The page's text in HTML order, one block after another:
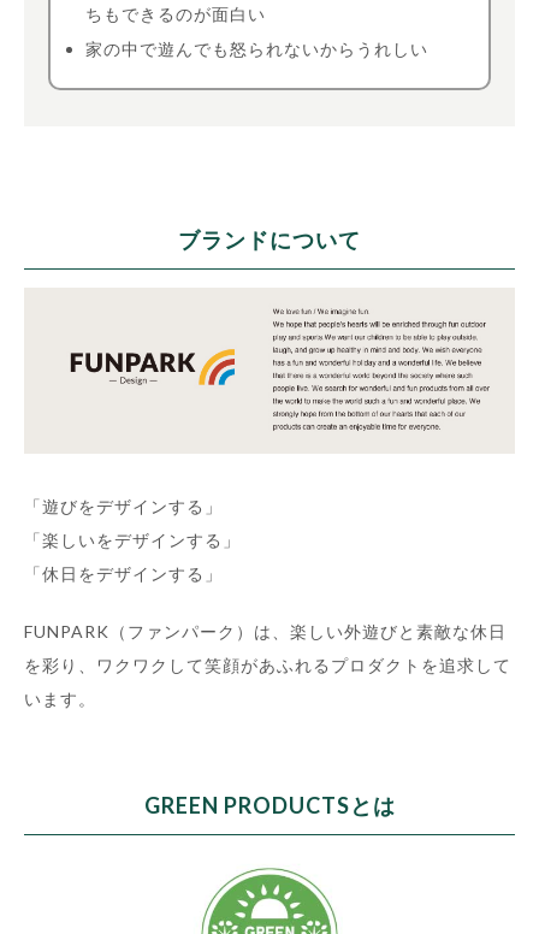
ちもできるのが面白い
家の中で遊んでも怒られないからうれしい
ブランドについて
「遊びをデザインする」
「楽しいをデザインする」
「休日をデザインする」
FUNPARK（ファンパーク）は、楽しい外遊びと素敵な休日
を彩り、ワクワクして笑顔があふれるプロダクトを追求して
います。
GREEN PRODUCTSとは